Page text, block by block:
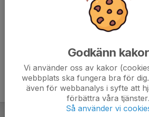
Godkänn kakor
Vi använder oss av kakor
webbplats ska fungera bra för
även för webbanalys i syfte att
förbättra våra tjänster.
Så använder vi